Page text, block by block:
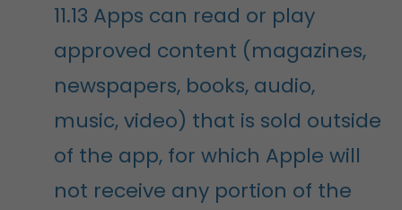
11.13 Apps can read or play
approved content (magazines,
newspapers, books, audio,
music, video) that is sold outside
of the app, for which Apple will
not receive any portion of the